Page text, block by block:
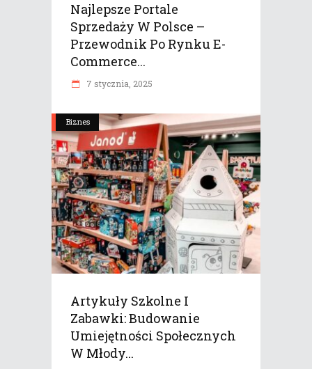
Najlepsze Portale
Sprzedaży W Polsce –
Przewodnik Po Rynku E-
Commerce...
7 stycznia, 2025
Biznes
Artykuły Szkolne I
Zabawki: Budowanie
Umiejętności Społecznych
W Młody...